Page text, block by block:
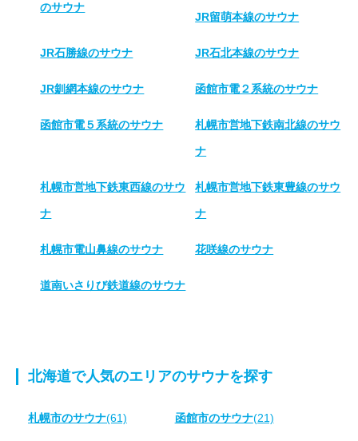
のサウナ
JR留萌本線のサウナ
JR石勝線のサウナ JR石北本線のサウナ
JR釧網本線のサウナ 函館市電２系統のサウナ
函館市電５系統のサウナ 札幌市営地下鉄南北線のサウ
ナ
札幌市営地下鉄東西線のサウ
ナ
札幌市営地下鉄東豊線のサウ
ナ
札幌市電山鼻線のサウナ 花咲線のサウナ
道南いさりび鉄道線のサウナ
北海道で人気のエリアのサウナを探す
札幌市のサウナ(61) 函館市のサウナ(21)